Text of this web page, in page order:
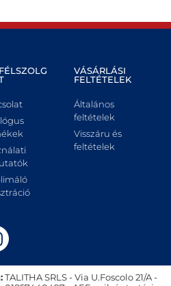
VÁSÁRLÁSI
FELTÉTELEK
Általános
feltételek
Visszáru és
feltételek
TALITHA SRLS - Via U.Foscolo 21/A -